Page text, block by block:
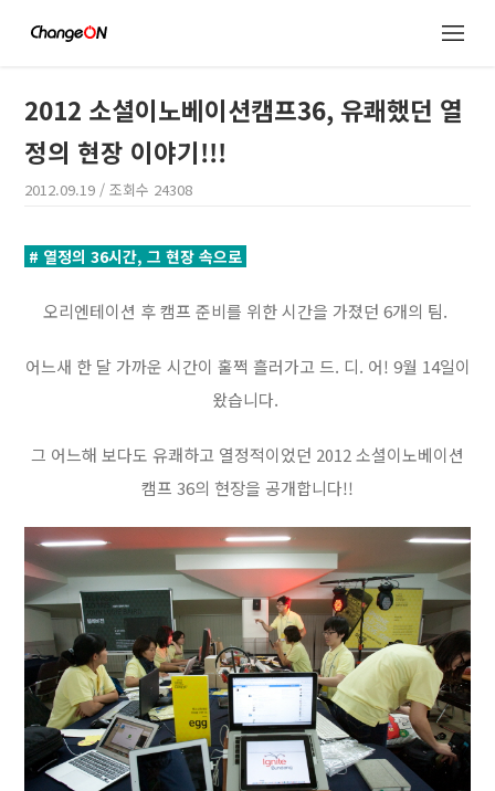
2012 소셜이노베이션캠프36, 유쾌했던 열
정의 현장 이야기!!!
2012.09.19 / 조회수 24308
# 열정의 36시간, 그 현장 속으로
오리엔테이션 후 캠프 준비를 위한 시간을 가졌던 6개의 팀.
어느새 한 달 가까운 시간이 훌쩍 흘러가고 드. 디. 어! 9월 14일이
왔습니다.
그 어느해 보다도 유쾌하고 열정적이었던 2012 소셜이노베이션
캠프 36의 현장을 공개합니다!!